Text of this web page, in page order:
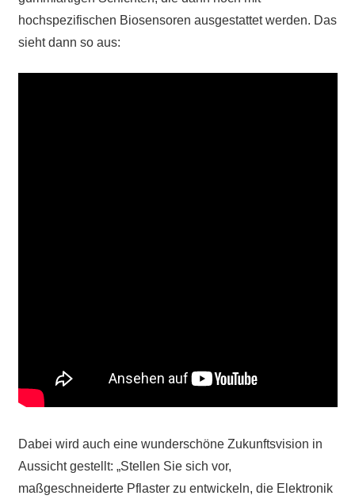
hochspezifischen Biosensoren ausgestattet werden. Das
sieht dann so aus:
Dabei wird auch eine wunderschöne Zukunftsvision in
Aussicht gestellt: „Stellen Sie sich vor,
maßgeschneiderte Pflaster zu entwickeln, die Elektronik